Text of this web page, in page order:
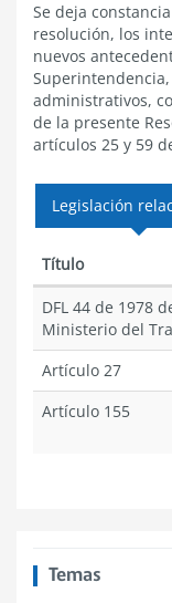
Se deja
resolución, los
nuevos
administrativos,
de la presente
artículos 25 y 59
Legislación
Título
DFL 44 de 1978
Ministerio del
Artículo 27
Artículo 155
Temas